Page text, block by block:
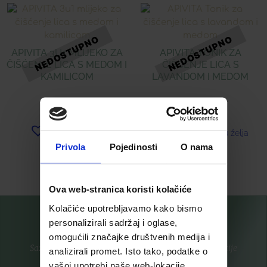
Privola Pojedinosti O nama
Ova web-stranica koristi kolačiće
Kolačiće upotrebljavamo kako bismo
personalizirali sadržaj i oglase,
omogućili značajke društvenih medija i
analizirali promet. Isto tako, podatke o
vašoj upotrebi naše web-lokacije
APIVITA 3U1 MLIJEKO ZA
ČIŠĆENJE LICA S MEDOM I
KAMILICOM
APIVITA TONIK ZA
ČIŠĆENJE LICA S
LAVANDOM I MEDOM
Dodaj u listu želja
Saznajte prvi za nove proizvode i ekskluzivne promocije